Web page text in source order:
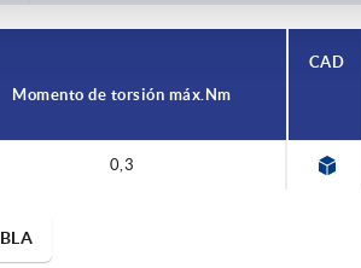
Momento de torsión máx. Nm
CAD
0,3